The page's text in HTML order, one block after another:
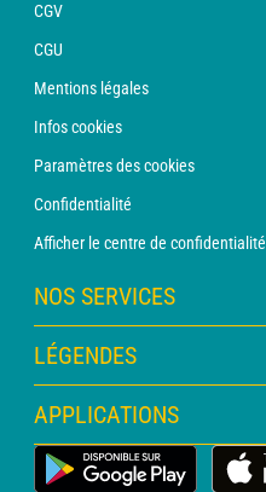
CGV
CGU
Mentions légales
Infos cookies
Paramètres des cookies
Confidentialité
Afficher le centre de confidentialité
NOS SERVICES
Abonnement METEO Xpert
Abonnement METEO PRO
Consultation avec un prévisionniste
Bulletin PRO
LÉGENDES
Légende des cartes
Légende des pictogrammes
Glossaire
APPLICATIONS
Application Météo Terrestre